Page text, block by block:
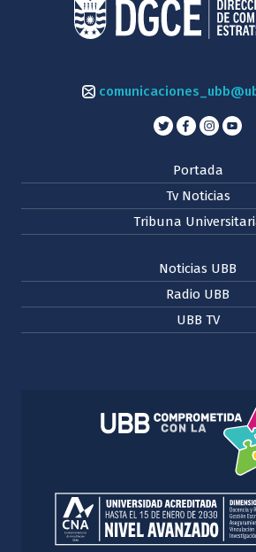
Portada
Tv Noticias
Tribuna
Noticias UBB
Radio UBB
UBB TV